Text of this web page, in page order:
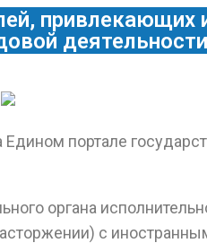
привлекающих
деятельности
портале
органа
с